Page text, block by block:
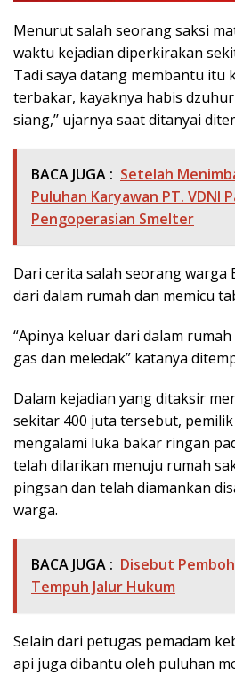
Menurut salah seorang saksi
waktu kejadian diperkirakan
Tadi saya datang membantu itu
terbakar, kayaknya habis
siang,’’ ujarnya saat ditanyai
BACA JUGA : Setelah
Puluhan Karyawan PT. VDNI
Pengoperasian Smelter
Dari cerita salah seorang warga
dari dalam rumah dan memicu
“Apinya keluar dari dalam
gas dan meledak” katanya
Dalam kejadian yang ditaksir
sekitar 400 juta tersebut, pemilik
mengalami luka bakar ringan
telah dilarikan menuju rumah
pingsan dan telah diamankan
warga.
BACA JUGA : Disebut
Tempuh Jalur Hukum
Selain dari petugas pemadam
api juga dibantu oleh puluhan